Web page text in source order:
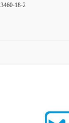
3460-18-2